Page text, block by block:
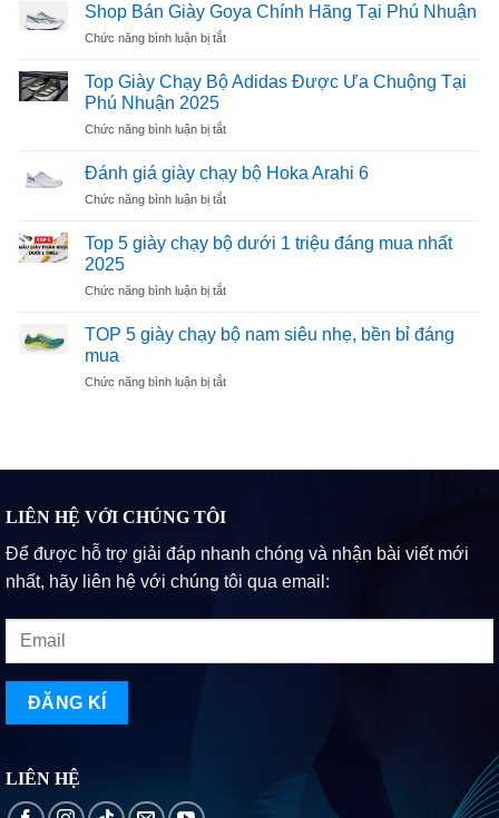
Shop Bán Giày Goya Chính Hãng Tại Phú Nhuận
Chức năng bình luận bị tắtở
Bán
Chính
Tại
Nhuận
Top Giày Chạy Bộ Adidas Được Ưa Chuộng Tại
Phú Nhuận 2025
Chức năng bình luận bị tắtở
Giày
Chạy
Bộ
Được
Tại
Nhuận
Đánh giá giày chạy bộ Hoka Arahi 6
Chức năng bình luận bị tắtở
giá
giày
bộ
Arahi
Top 5 giày chạy bộ dưới 1 triệu đáng mua nhất
2025
Chức năng bình luận bị tắtở
giày
bộ
2025
TOP 5 giày chạy bộ nam siêu nhẹ, bền bỉ đáng
mua
Chức năng bình luận bị tắtở
siêu
bền
đáng
LIÊN HỆ VỚI CHÚNG TÔI
Để được hỗ trợ giải đáp nhanh chóng và nhận bài viết mới
nhất, hãy liên hệ với chúng tôi qua email:
LIÊN HỆ